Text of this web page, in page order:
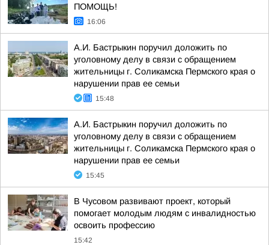
ПОМОЩЬ!
16:06
А.И. Бастрыкин поручил доложить по
уголовному делу в связи с обращением
жительницы г. Соликамска Пермского края о
нарушении прав ее семьи
15:48
А.И. Бастрыкин поручил доложить по
уголовному делу в связи с обращением
жительницы г. Соликамска Пермского края о
нарушении прав ее семьи
15:45
В Чусовом развивают проект, который
помогает молодым людям с инвалидностью
освоить профессию
15:42